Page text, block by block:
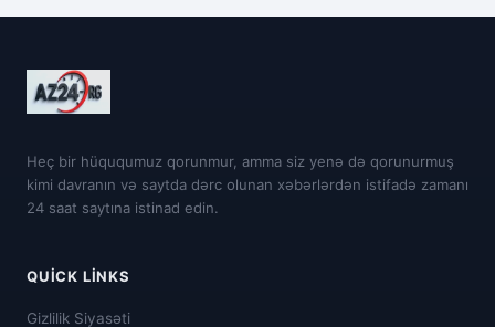
Heç bir hüququmuz qorunmur, amma siz yenə də qorunurmuş
kimi davranın və saytda dərc olunan xəbərlərdən istifadə zamanı
24 saat saytına istinad edin.
QUICK LINKS
Gizlilik Siyasəti